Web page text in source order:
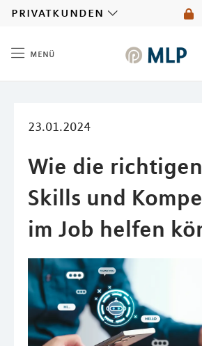
privatkunden
menü
23.01.2024
Wie die
Skills und
im Job helfen